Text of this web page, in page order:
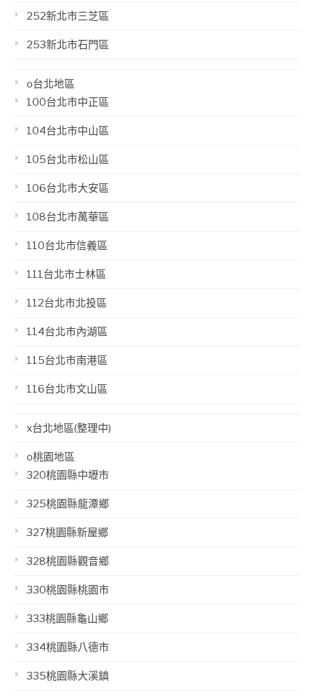
252新北市三芝區
253新北市石門區
o台北地區
100台北市中正區
104台北市中山區
105台北市松山區
106台北市大安區
108台北市萬華區
110台北市信義區
111台北市士林區
112台北市北投區
114台北市內湖區
115台北市南港區
116台北市文山區
x台北地區(整理中)
o桃園地區
320桃園縣中壢市
325桃園縣龍潭鄉
327桃園縣新屋鄉
328桃園縣觀音鄉
330桃園縣桃園市
333桃園縣龜山鄉
334桃園縣八德市
335桃園縣大溪鎮